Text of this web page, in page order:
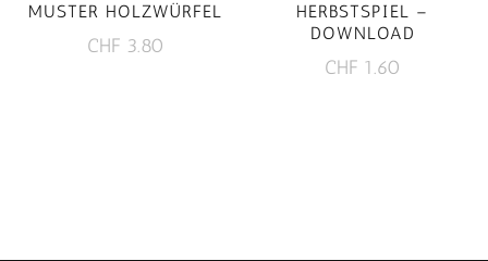
MUSTER HOLZWÜRFEL
CHF 3.80
HERBSTSPIEL –
DOWNLOAD
CHF 1.60